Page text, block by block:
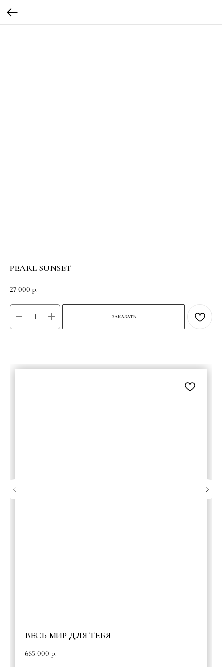
PEARL SUNSET
27 000 р.
ЗАКАЗАТЬ
ВЕСЬ МИР ДЛЯ ТЕБЯ
665 000 р.